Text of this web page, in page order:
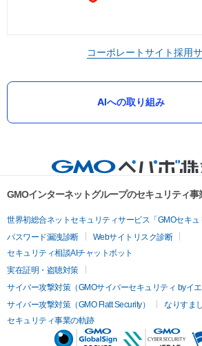
コーポレートサイト採用
AIへの取り組み
GMOインターネットグループのセキュリティ事
世界初総合ネットセキュリティサービス「GMOセキュ
パスワード漏洩診断
Webサイトリスク診断
セキュリティ相談AIチャットボット
実在証明・盗聴対策
サイバー攻撃対策（GMOサイバーセキュリティ byイエ
サイバー攻撃対策（GMO Flatt Security）
なりすま
セキュリティ事業の軌跡